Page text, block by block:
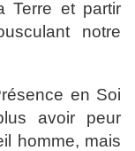
Terre et partir
notre
en Soi
avoir peur
homme, mais